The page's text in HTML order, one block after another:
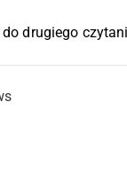
drugiego